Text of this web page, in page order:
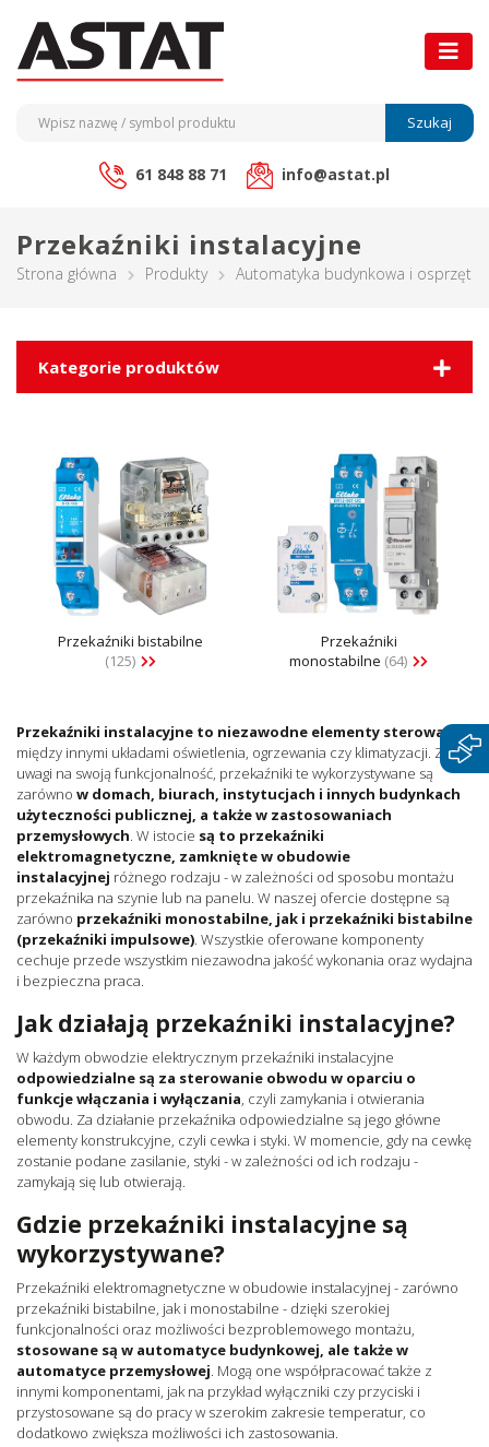
Szukaj
61 848 88 71 info@astat.pl
Przekaźniki instalacyjne
Strona główna Produkty Automatyka budynkowa i osprzęt
Kategorie produktów
Przekaźniki bistabilne
(125)
Przekaźniki
monostabilne (64)
Przekaźniki instalacyjne to niezawodne elementy sterowania
między innymi układami oświetlenia, ogrzewania czy klimatyzacji. Z
uwagi na swoją funkcjonalność, przekaźniki te wykorzystywane są
zarówno w domach, biurach, instytucjach i innych budynkach
użyteczności publicznej, a także w zastosowaniach
przemysłowych. W istocie są to przekaźniki
elektromagnetyczne, zamknięte w obudowie
instalacyjnej różnego rodzaju - w zależności od sposobu montażu
przekaźnika na szynie lub na panelu. W naszej ofercie dostępne są
zarówno przekaźniki monostabilne, jak i przekaźniki bistabilne
(przekaźniki impulsowe). Wszystkie oferowane komponenty
cechuje przede wszystkim niezawodna jakość wykonania oraz wydajna
i bezpieczna praca.
Jak działają przekaźniki instalacyjne?
W każdym obwodzie elektrycznym przekaźniki instalacyjne
odpowiedzialne są za sterowanie obwodu w oparciu o
funkcje włączania i wyłączania, czyli zamykania i otwierania
obwodu. Za działanie przekaźnika odpowiedzialne są jego główne
elementy konstrukcyjne, czyli cewka i styki. W momencie, gdy na cewkę
zostanie podane zasilanie, styki - w zależności od ich rodzaju -
zamykają się lub otwierają.
Gdzie przekaźniki instalacyjne są
wykorzystywane?
Przekaźniki elektromagnetyczne w obudowie instalacyjnej - zarówno
przekaźniki bistabilne, jak i monostabilne - dzięki szerokiej
funkcjonalności oraz możliwości bezproblemowego montażu,
stosowane są w automatyce budynkowej, ale także w
automatyce przemysłowej. Mogą one współpracować także z
innymi komponentami, jak na przykład wyłączniki czy przyciski i
przystosowane są do pracy w szerokim zakresie temperatur, co
dodatkowo zwiększa możliwości ich zastosowania.